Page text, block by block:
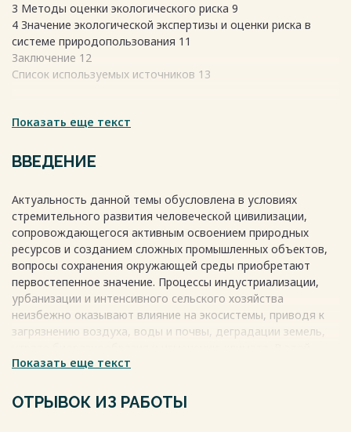
3 Методы оценки экологического риска 9
4 Значение экологической экспертизы и оценки риска в
системе природопользования 11
Заключение 12
Список используемых источников 13
Весь текст будет доступен
Показать еще текст
ВВЕДЕНИЕ
Актуальность данной темы обусловлена в условиях
стремительного развития человеческой цивилизации,
сопровождающегося активным освоением природных
ресурсов и созданием сложных промышленных объектов,
вопросы сохранения окружающей среды приобретают
первостепенное значение. Процессы индустриализации,
урбанизации и интенсивного сельского хозяйства
неизбежно оказывают влияние на экосистемы, приводя к
загрязнению воздуха, воды и почвы, деградации земель,
связи, экологическая экспертиза и оценка экологического
позволяющие прогнозировать, предотвращать и
Показать еще текст
ОТРЫВОК ИЗ РАБОТЫ